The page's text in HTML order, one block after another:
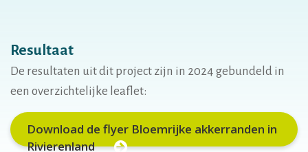
Resultaat
De resultaten uit dit project zijn in 2024 gebundeld in
een overzichtelijke leaflet:
Download de flyer Bloemrijke akkerranden in
Rivierenland